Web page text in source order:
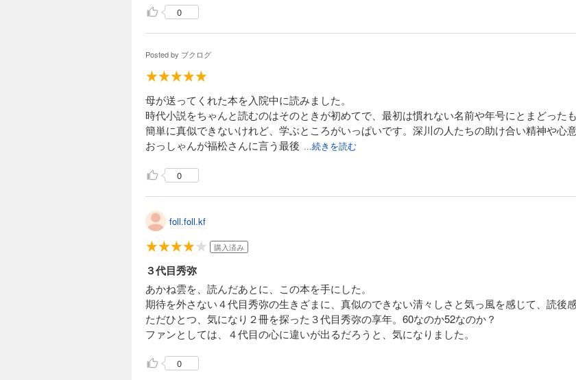
0
Posted by ブクログ
母が送ってくれた本を入院中に読みました。
時代小説をちゃんと読むのはそのときが初めてで、最初は慣れない名前や年号にとまどった
簡単に真似できないけれど、学ぶところがいっぱいです。深川の人たちの助け合い精神や心
おっしゃんが福松さんに言う最後 ...続きを読む
0
foll.foll.kf
購入済み
３代目秀弥
あかね雲を、読んだあとに、この本を手にした。
期待を外さない４代目秀弥の生きざまに、真似のできない清々しさと気っ風を感じて、読後
ただひとつ、気になり２冊を探った３代目秀弥の享年。60なのか52なのか？
ファンとしては、４代目の心に違いが出るだろうと、気になりました。
0